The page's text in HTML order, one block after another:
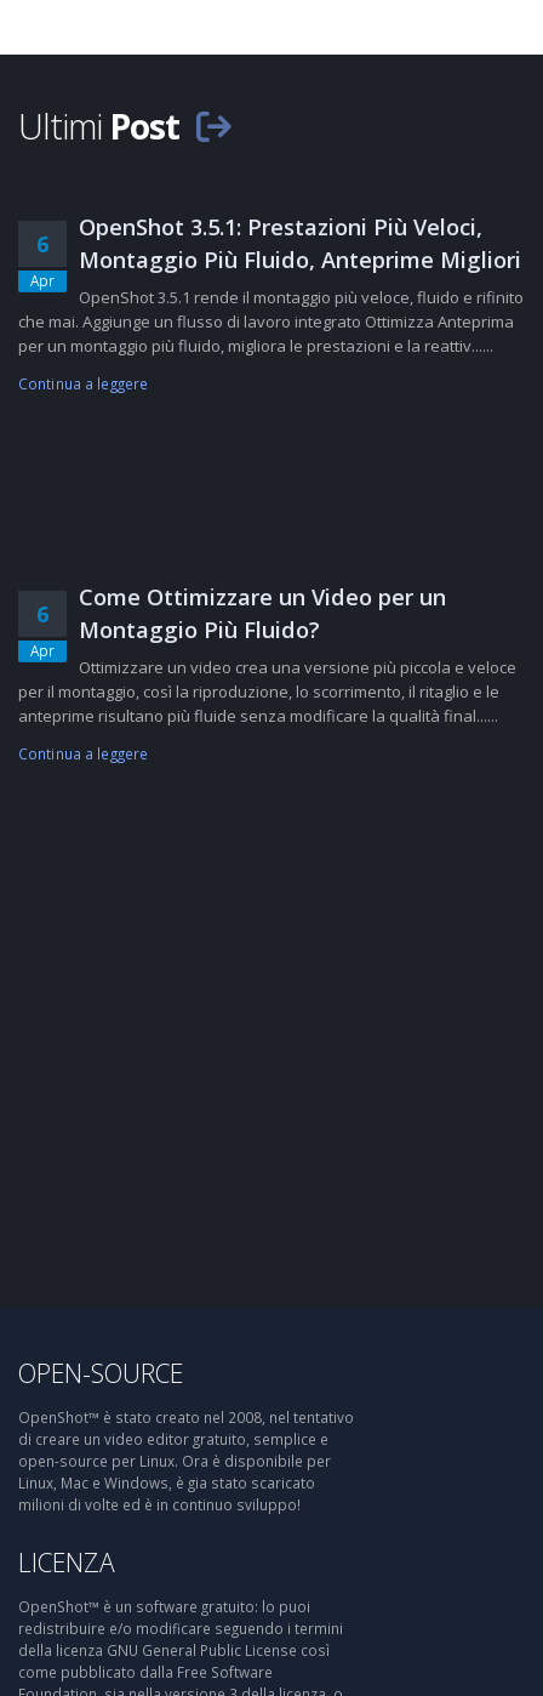
Ultimi Post
6
Apr
OpenShot 3.5.1: Prestazioni Più Veloci,
Montaggio Più Fluido, Anteprime Migliori
OpenShot 3.5.1 rende il montaggio più veloce, fluido e rifinito
che mai. Aggiunge un flusso di lavoro integrato Ottimizza Anteprima
per un montaggio più fluido, migliora le prestazioni e la reattiv......
Continua a leggere
6
Apr
Come Ottimizzare un Video per un
Montaggio Più Fluido?
Ottimizzare un video crea una versione più piccola e veloce
per il montaggio, così la riproduzione, lo scorrimento, il ritaglio e le
anteprime risultano più fluide senza modificare la qualità final......
Continua a leggere
OPEN-SOURCE
OpenShot™ è stato creato nel 2008, nel tentativo
di creare un video editor gratuito, semplice e
open-source per Linux. Ora è disponibile per
Linux, Mac e Windows, è gia stato scaricato
milioni di volte ed è in continuo sviluppo!
LICENZA
OpenShot™ è un software gratuito: lo puoi
redistribuire e/o modificare seguendo i termini
della licenza GNU General Public License così
come pubblicato dalla Free Software